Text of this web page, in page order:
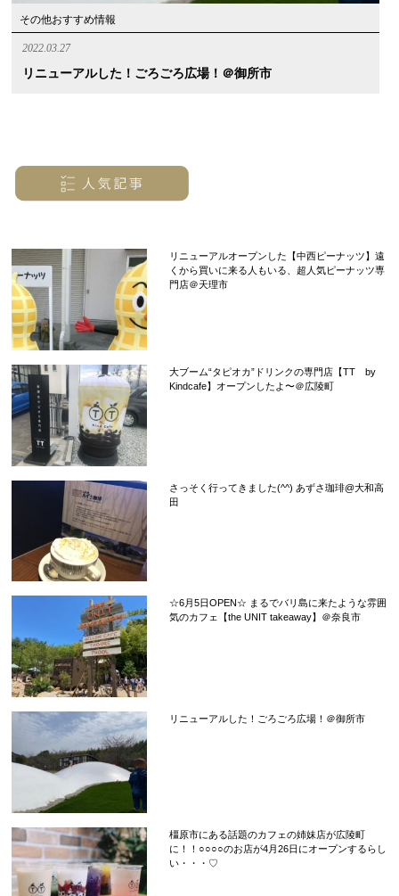
その他おすすめ情報
2022.03.27
リニューアルした！ごろごろ広場！＠御所市
リニューアルオープンした【中西ピーナッツ】遠
くから買いに来る人もいる、超人気ピーナッツ専
門店＠天理市
大ブーム“タピオカ”ドリンクの専門店【TT by
Kindcafe】オープンしたよ〜＠広陵町
さっそく行ってきました(^^) あずさ珈琲@大和高
田
☆6月5日OPEN☆ まるでバリ島に来たような雰囲
気のカフェ【the UNIT takeaway】＠奈良市
リニューアルした！ごろごろ広場！＠御所市
橿原市にある話題のカフェの姉妹店が広陵町
に！！○○○○のお店が4月26日にオープンするらし
い・・・♡